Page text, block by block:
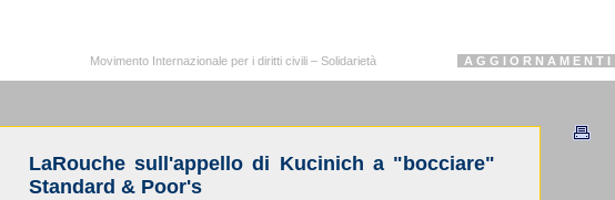
Movimento Internazionale per i diritti civili – Solidarietà A G G I O R N A M E N T I
LaRouche sull'appello di Kucinich a "bocciare"
Standard & Poor's